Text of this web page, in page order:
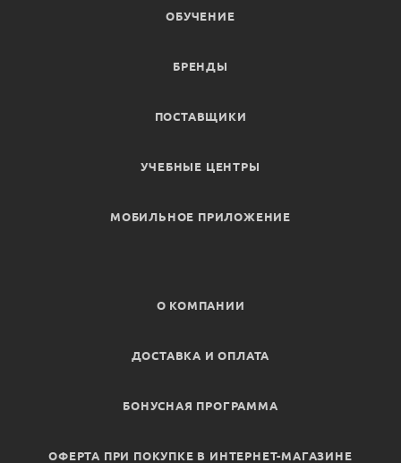
ОБУЧЕНИЕ
БРЕНДЫ
ПОСТАВЩИКИ
УЧЕБНЫЕ ЦЕНТРЫ
МОБИЛЬНОЕ ПРИЛОЖЕНИЕ
О КОМПАНИИ
ДОСТАВКА И ОПЛАТА
БОНУСНАЯ ПРОГРАММА
ОФЕРТА ПРИ ПОКУПКЕ В ИНТЕРНЕТ-МАГАЗИНЕ